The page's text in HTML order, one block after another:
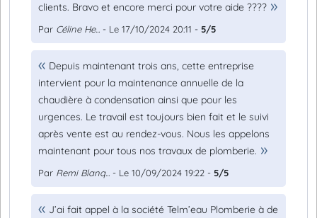
clients. Bravo et encore merci pour votre aide ????
Par Céline He... - Le 17/10/2024 20:11 - 5/5
Depuis maintenant trois ans, cette entreprise
intervient pour la maintenance annuelle de la
chaudière à condensation ainsi que pour les
urgences. Le travail est toujours bien fait et le suivi
après vente est au rendez-vous. Nous les appelons
maintenant pour tous nos travaux de plomberie.
Par Remi Blanq... - Le 10/09/2024 19:22 - 5/5
J’ai fait appel à la société Telm’eau Plomberie à de